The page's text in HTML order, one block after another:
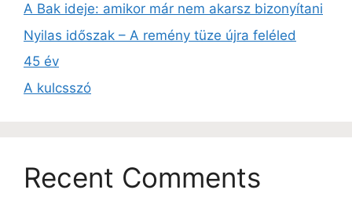
A Bak ideje: amikor már nem akarsz bizonyítani
Nyilas időszak – A remény tüze újra feléled
45 év
A kulcsszó
Recent Comments